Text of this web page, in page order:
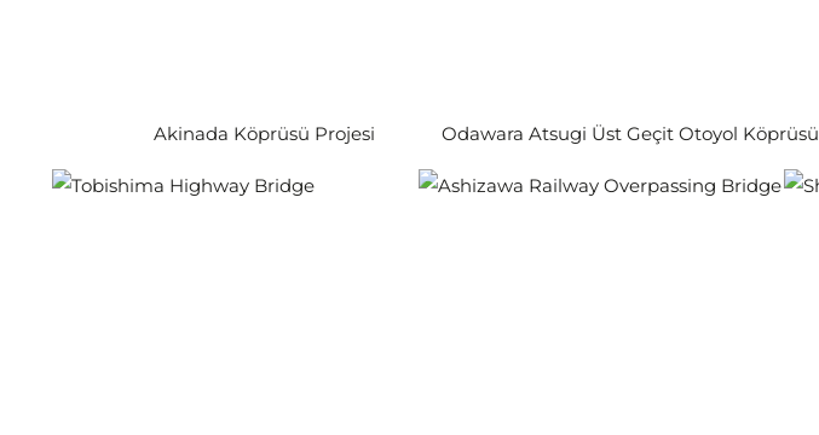
Akinada Köprüsü Projesi Odawara Atsugi Üst Geçit Otoyol Köprüsü